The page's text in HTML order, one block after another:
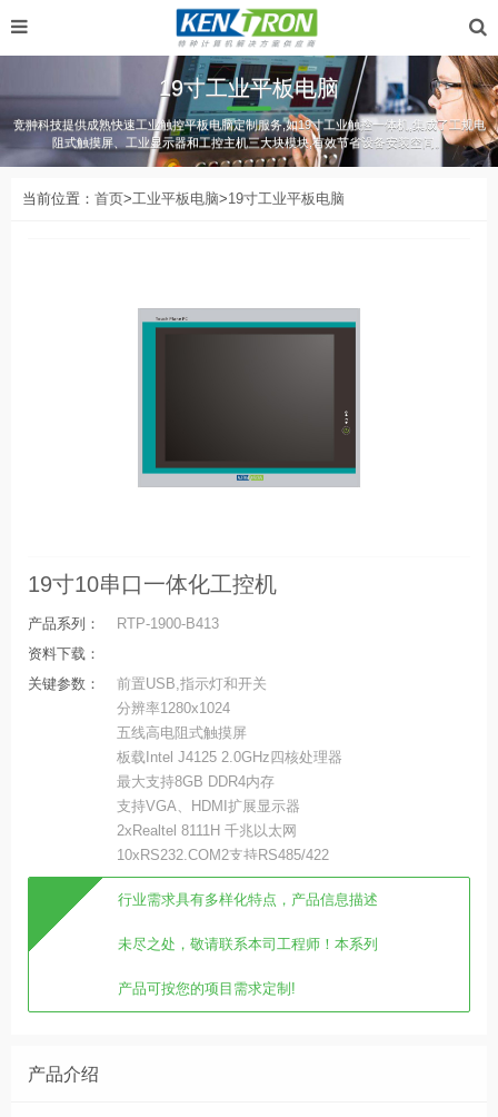
19寸工业平板电脑
竞翀科技提供成熟快速工业触控平板电脑定制服务,如19寸工业触控一体机,集成了工规电
阻式触摸屏、工业显示器和工控主机三大块模块,有效节省设备安装空间。
当前位置： 首页>工业平板电脑>19寸工业平板电脑
19寸10串口一体化工控机
产品系列：
RTP-1900-B413
资料下载：
关键参数：
前置USB,指示灯和开关
分辨率1280x1024
五线高电阻式触摸屏
板载Intel J4125 2.0GHz四核处理器
最大支持8GB DDR4内存
支持VGA、HDMI扩展显示器
2xRealtel 8111H 千兆以太网
10xRS232,COM2支持RS485/422
行业需求具有多样化特点，产品信息描述
未尽之处，敬请联系本司工程师！本系列
产品可按您的项目需求定制!
产品介绍